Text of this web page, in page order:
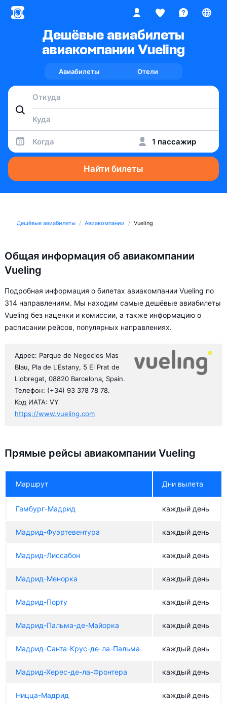
Дешёвые авиабилеты
авиакомпании Vueling
Авиабилеты Отели
Когда 1 пассажир
Найти билеты
Дешёвые авиабилеты Авиакомпании Vueling
Общая информация об авиакомпании
Vueling
Подробная информация о билетах авиакомпании Vueling по
314 направлениям. Мы находим самые дешёвые авиабилеты
Vueling без наценки и комиссии, а также информацию о
расписании рейсов, популярных направлениях.
Адрес: Parque de Negocios Mas
Blau, Pla de L'Estany, 5 El Prat de
Llobregat, 08820 Barcelona, Spain.
Телефон: (+34) 93 378 78 78.
Код ИАТА: VY
https://www.vueling.com
Прямые рейсы авиакомпании Vueling
Маршрут Дни вылета
Гамбург-Мадрид каждый день
Мадрид-Фуэртевентура каждый день
Мадрид-Лиссабон каждый день
Мадрид-Менорка каждый день
Мадрид-Порту каждый день
Мадрид-Пальма-де-Майорка каждый день
Мадрид-Санта-Крус-де-ла-Пальма каждый день
Мадрид-Херес-де-ла-Фронтера каждый день
Ницца-Мадрид каждый день